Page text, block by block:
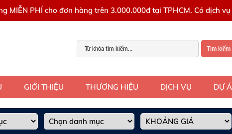
MIỄN PHÍ cho đơn hàng trên 3.000.000đ tại TPHCM. Có dịch
Tìm kiếm
GIỚI THIỆU THƯƠNG HIỆU DỊCH VỤ DỰ